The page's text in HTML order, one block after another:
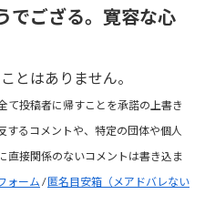
でござる。寛容な心
とはありません。
て投稿者に帰すことを承諾の上書き
するコメントや、特定の団体や個人
直接関係のないコメントは書き込ま
ォーム /匿名目安箱（メアドバレない